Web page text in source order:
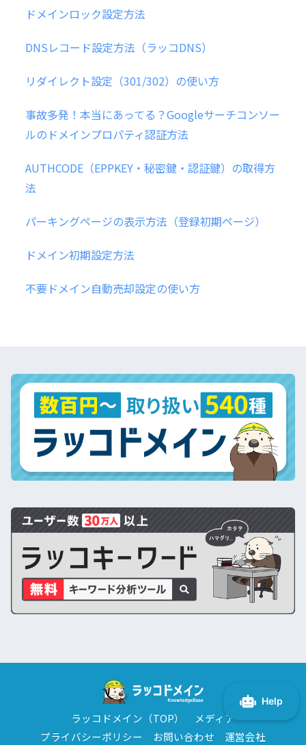
ドメインロック設定方法
DNSレコード設定方法（ラッコDNS）
リダイレクト設定（301/302）の使い方
事故多発！本当にあってる？Googleサーチコンソー
ルのドメインプロパティ認証方法
AUTHCODE（EPPKEY・秘密鍵・認証鍵）の取得方
法
パーキングページの表示方法（登録初期ページ）
ドメイン初期設定方法
不要ドメイン自動売却設定の使い方
ラッコドメイン（TOP）
メディア
プライバシーポリシー
お問い合わせ 運営会社